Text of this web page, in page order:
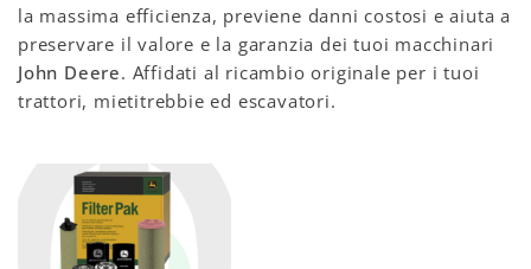
la massima efficienza, previene danni costosi e aiuta a
preservare il valore e la garanzia dei tuoi macchinari
John Deere. Affidati al ricambio originale per i tuoi
trattori, mietitrebbie ed escavatori.